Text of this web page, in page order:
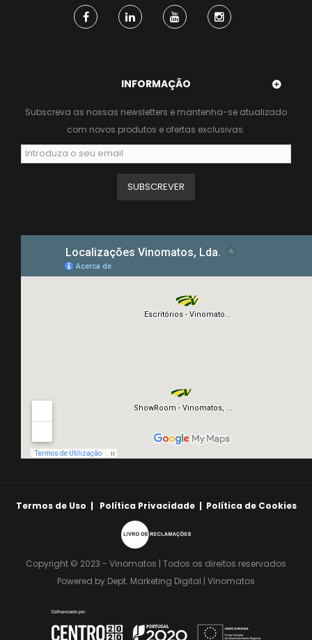
INFORMAÇÃO
Subscreva as nossas newsletters e mantenha-se atualizado
com novos produtos e ofertas exclusivas.
SUBSCREVER
Termos de Uso | Política Privacidade | Política de Cookies
Copyright © 2023 - Vinomatos | Todos os direitos reservados
Powered by Dept. Marketing Digital | Vinomatos